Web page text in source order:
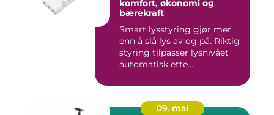
komfort, økonomi og
bærekraft
Smart lysstyring gjør mer
enn å slå lys av og på. Riktig
styring tilpasser lysnivået
automatisk ette...
09. mai